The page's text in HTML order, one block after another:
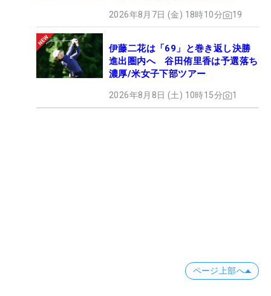
2026年8月7日 (金) 18時10分 19
伊藤二花は「69」と巻き返し決勝
進出圏内へ 谷田侑里香は予選落ち
濃厚/米女子下部ツアー
2026年8月8日 (土) 10時15分 1
ページ上部へ